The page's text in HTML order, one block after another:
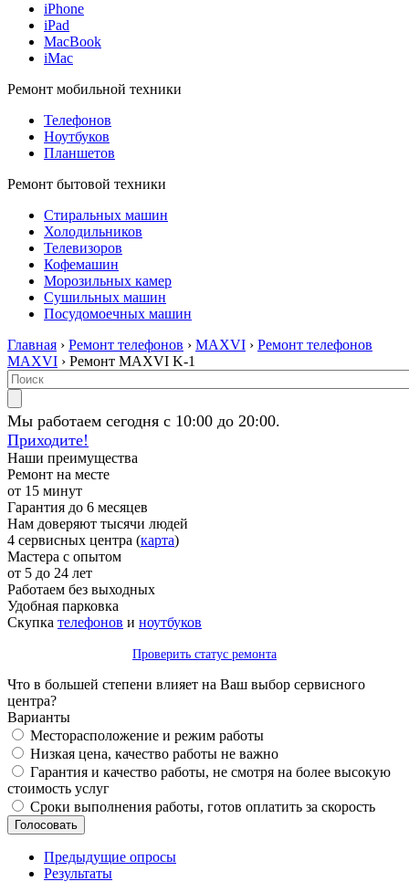
iPhone
iPad
MacBook
iMac
Ремонт мобильной техники
Телефонов
Ноутбуков
Планшетов
Ремонт бытовой техники
Стиральных машин
Холодильников
Телевизоров
Кофемашин
Морозильных камер
Сушильных машин
Посудомоечных машин
Главная › Ремонт телефонов › MAXVI › Ремонт телефонов
MAXVI › Ремонт MAXVI K-1
Мы работаем сегодня с 10:00 до 20:00.
Приходите!
Наши преимущества
Ремонт на месте
от 15 минут
Гарантия до 6 месяцев
Нам доверяют тысячи людей
4 сервисных центра (карта)
Мастера с опытом
от 5 до 24 лет
Работаем без выходных
Удобная парковка
Скупка телефонов и ноутбуков
Проверить статус ремонта
Что в большей степени влияет на Ваш выбор сервисного
центра?
Варианты
Месторасположение и режим работы
Низкая цена, качество работы не важно
Гарантия и качество работы, не смотря на более высокую
стоимость услуг
Сроки выполнения работы, готов оплатить за скорость
Предыдущие опросы
Результаты